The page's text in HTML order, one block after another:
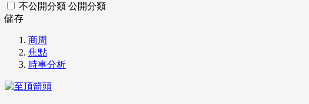
不公開分類 公開分類
儲存
商周
焦點
時事分析